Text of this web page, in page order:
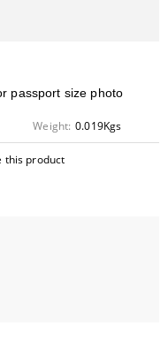
passport size photo
Weight: 0.019Kgs
this product